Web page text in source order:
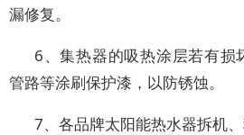
漏修复。
6、集热器的吸热涂层若有损
管路等涂刷保护漆，以防锈蚀。
7、各品牌太阳能热水器拆机、